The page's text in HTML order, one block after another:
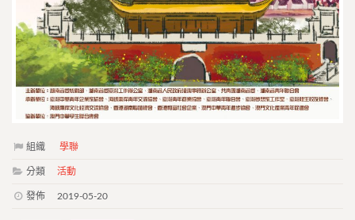
組織 學聯
分類 活動
發佈 2019-05-20